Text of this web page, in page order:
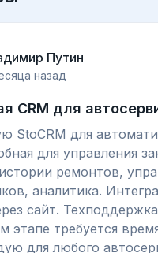
Путин
назад
CRM для
StoCRM для
для управления
ремонтов,
аналитика.
сайт.
этапе требуется
для любого